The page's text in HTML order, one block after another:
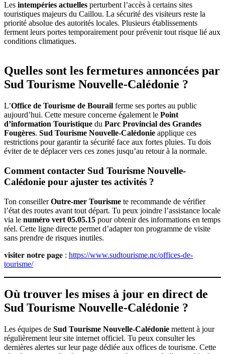
Les intempéries actuelles perturbent l’accès à certains sites
touristiques majeurs du Caillou. La sécurité des visiteurs reste la
priorité absolue des autorités locales. Plusieurs établissements
ferment leurs portes temporairement pour prévenir tout risque lié aux
conditions climatiques.
Quelles sont les fermetures annoncées par
Sud Tourisme Nouvelle-Calédonie ?
L’Office de Tourisme de Bourail ferme ses portes au public
aujourd’hui. Cette mesure concerne également le Point
d’information Touristique du Parc Provincial des Grandes
Fougères. Sud Tourisme Nouvelle-Calédonie applique ces
restrictions pour garantir ta sécurité face aux fortes pluies. Tu dois
éviter de te déplacer vers ces zones jusqu’au retour à la normale.
Comment contacter Sud Tourisme Nouvelle-
Calédonie pour ajuster tes activités ?
Ton conseillerOutre-mer Tourisme te recommande de vérifier
l’état des routes avant tout départ. Tu peux joindre l’assistance locale
via le numéro vert 05.05.15 pour obtenir des informations en temps
réel. Cette ligne directe permet d’adapter ton programme de visite
sans prendre de risques inutiles.
𝐯𝐢𝐬𝐢𝐭𝐞𝐫 𝐧𝐨𝐭𝐫𝐞 𝐩𝐚𝐠𝐞 : https://www.sudtourisme.nc/offices-de-
tourisme/
Où trouver les mises à jour en direct de
Sud Tourisme Nouvelle-Calédonie ?
Les équipes de Sud Tourisme Nouvelle-Calédonie mettent à jour
régulièrement leur site internet officiel. Tu peux consulter les
dernières alertes sur leur page dédiée aux offices de tourisme. Cette